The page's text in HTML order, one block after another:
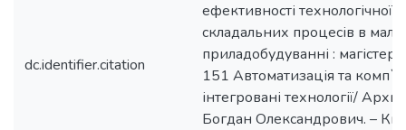
dc.identifier.citation
ефективності технологічної
складальних процесів в
приладобудуванні :
151 Автоматизація та
інтегровані технології/
Богдан Олександрович. –